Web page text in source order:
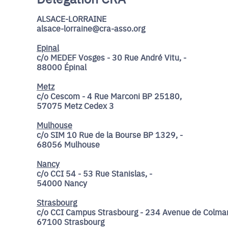
ALSACE-LORRAINE
alsace-lorraine@cra-asso.org
Epinal
c/o MEDEF Vosges - 30 Rue André Vitu, -
88000 Épinal
Metz
c/o Cescom - 4 Rue Marconi BP 25180,
57075 Metz Cedex 3
Mulhouse
c/o SIM 10 Rue de la Bourse BP 1329, -
68056 Mulhouse
Nancy
c/o CCI 54 - 53 Rue Stanislas, -
54000 Nancy
Strasbourg
c/o CCI Campus Strasbourg - 234 Avenue de
67100 Strasbourg